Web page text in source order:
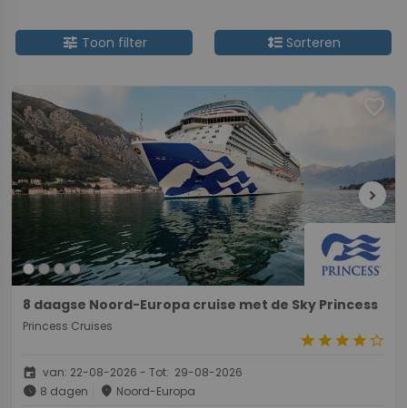
tune Toon filter format_line_spacingSorteren
favorite
chevron_right
8 daagse Noord-Europa cruise met de Sky Princess
Princess Cruises
starstarstarstarstar_border
event van: 22-08-2026 - Tot: 29-08-2026
schedule 8 dagen place Noord-Europa